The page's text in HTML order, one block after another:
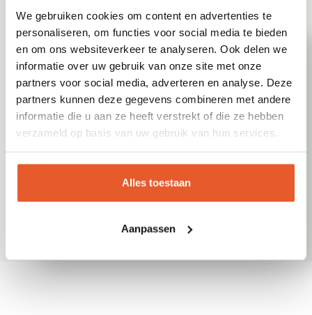
We gebruiken cookies om content en advertenties te
personaliseren, om functies voor social media te bieden
en om ons websiteverkeer te analyseren. Ook delen we
informatie over uw gebruik van onze site met onze
partners voor social media, adverteren en analyse. Deze
partners kunnen deze gegevens combineren met andere
informatie die u aan ze heeft verstrekt of die ze hebben
verzameld op basis van uw gebruik van hun services.
Alles toestaan
Aanpassen